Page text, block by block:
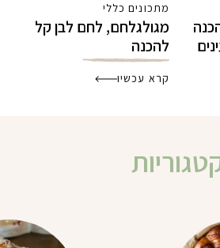
מתכונים כללי
מגולגלחם, לחם לבן קל
להכנה
קרא עכשיו